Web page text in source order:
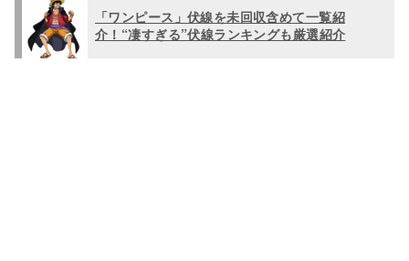
「ワンピース」伏線を未回収含めて一覧紹
介！“凄すぎる”伏線ランキングも厳選紹介